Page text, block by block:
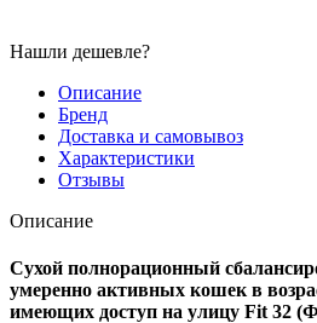
Нашли дешевле?
Описание
Бренд
Доставка и самовывоз
Характеристики
Отзывы
Описание
Сухой полнорационный
умеренно активных кошек в
имеющих доступ на улицу Fit 32